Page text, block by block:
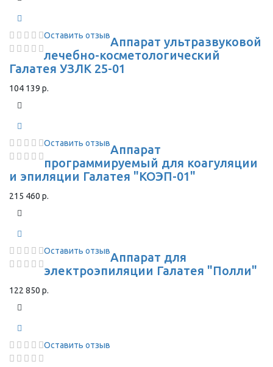
Оставить отзывАппарат ультразвуковой
лечебно-косметологический
Галатея УЗЛК 25-01
104 139 р.
Оставить отзывАппарат
программируемый для коагуляции
и эпиляции Галатея "КОЭП-01"
215 460 р.
Оставить отзывАппарат для
электроэпиляции Галатея "Полли"
122 850 р.
Оставить отзыв